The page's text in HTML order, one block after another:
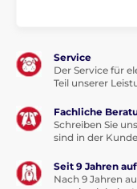
Service
Der Service für
Teil unserer
Fachliche
Schreiben Sie
sind in der
Seit 9 Jahren
Nach 9 Jahren